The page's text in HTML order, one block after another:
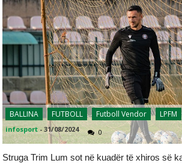
BALLINA FUTBOLL Futboll Vendor LPFM
infosport -31/08/2024 0
Struga Trim Lum sot në kuadër të xhiros së